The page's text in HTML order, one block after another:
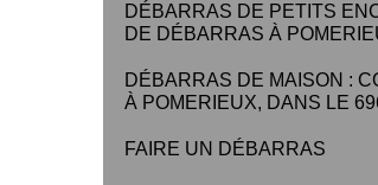
DÉBARRAS DE PETITS
DE DÉBARRAS À
DÉBARRAS DE MAISON :
À POMERIEUX, DANS LE
FAIRE UN DÉBARRAS